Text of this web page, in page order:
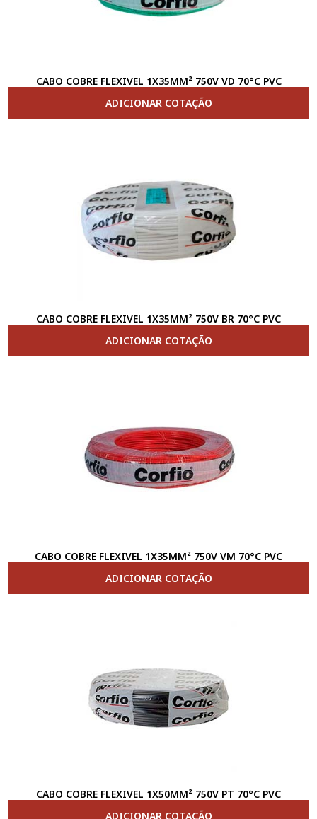
CABO COBRE FLEXIVEL 1X35MM² 750V VD 70°C PVC
ADICIONAR COTAÇÃO
CABO COBRE FLEXIVEL 1X35MM² 750V BR 70°C PVC
ADICIONAR COTAÇÃO
CABO COBRE FLEXIVEL 1X35MM² 750V VM 70°C PVC
ADICIONAR COTAÇÃO
CABO COBRE FLEXIVEL 1X50MM² 750V PT 70°C PVC
ADICIONAR COTAÇÃO